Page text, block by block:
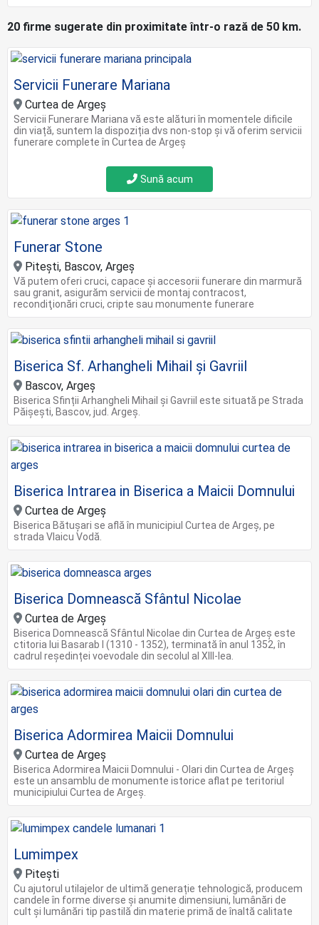
20 firme sugerate din proximitate într-o rază de 50 km.
Servicii Funerare Mariana
Curtea de Argeș
Servicii Funerare Mariana vă este alături în momentele dificile
din viață, suntem la dispoziția dvs non-stop și vă oferim servicii
funerare complete în Curtea de Argeş
Sună acum
Funerar Stone
Piteşti, Bascov, Argeş
Vă putem oferi cruci, capace şi accesorii funerare din marmură
sau granit, asigurăm servicii de montaj contracost,
recondiţionări cruci, cripte sau monumente funerare
Biserica Sf. Arhangheli Mihail și Gavriil
Bascov, Argeș
Biserica Sfinții Arhangheli Mihail și Gavriil este situată pe Strada
Păișești, Bascov, jud. Argeș.
Biserica Intrarea in Biserica a Maicii Domnului
Curtea de Argeș
Biserica Bătușari se află în municipiul Curtea de Argeș, pe
strada Vlaicu Vodă.
Biserica Domnească Sfântul Nicolae
Curtea de Argeș
Biserica Domnească Sfântul Nicolae din Curtea de Argeș este
ctitoria lui Basarab I (1310 - 1352), terminată în anul 1352, în
cadrul reședinței voevodale din secolul al XIII-lea.
Biserica Adormirea Maicii Domnului
Curtea de Argeș
Biserica Adormirea Maicii Domnului - Olari din Curtea de Argeș
este un ansamblu de monumente istorice aflat pe teritoriul
municipiului Curtea de Argeș.
Lumimpex
Piteşti
Cu ajutorul utilajelor de ultimă generație tehnologică, producem
candele în forme diverse și anumite dimensiuni, lumânări de
cult și lumânări tip pastilă din materie primă de înaltă calitate